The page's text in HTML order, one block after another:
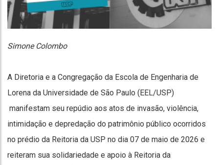
Simone Colombo
A Diretoria e a Congregação da Escola de Engenharia de
Lorena da Universidade de São Paulo (EEL/USP)
manifestam seu repúdio aos atos de invasão, violência,
intimidação e depredação do patrimônio público ocorridos
no prédio da Reitoria da USP no dia 07 de maio de 2026 e
reiteram sua solidariedade e apoio à Reitoria da